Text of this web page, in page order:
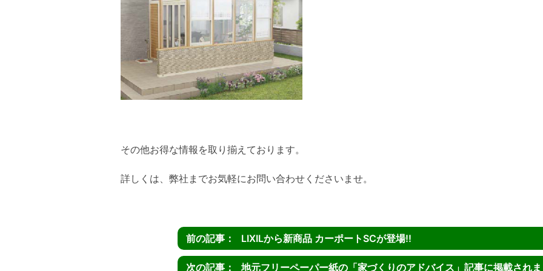
その他お得な情報を取り揃えております。
詳しくは、弊社までお気軽にお問い合わせくださいませ。
LIXILから新商品 カーポートSCが登場!!
地元フリーペーパー紙の「家づくりのアドバイス」記事に掲載され